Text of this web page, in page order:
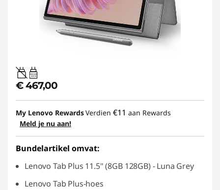
20W-60W
USB PD
€ 467,00
My Lenovo RewardsVerdien €11 aan Rewards
Meld je nu aan!
Bundelartikel omvat:
Lenovo Tab Plus 11.5" (8GB 128GB) - Luna Grey
Lenovo Tab Plus-hoes